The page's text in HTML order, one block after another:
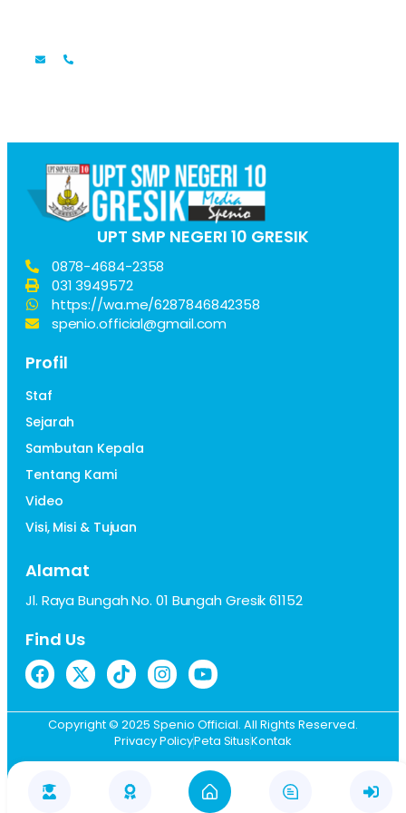
UPT SMP NEGERI 10 GRESIK
0878-4684-2358
031 3949572
https://wa.me/6287846842358
spenio.official@gmail.com
Profil
Staf
Sejarah
Sambutan Kepala
Tentang Kami
Video
Visi, Misi & Tujuan
Alamat
Jl. Raya Bungah No. 01 Bungah Gresik 61152
Find Us
Copyright © 2025 Spenio Official. All Rights Reserved.
Privacy PolicyPeta SitusKontak